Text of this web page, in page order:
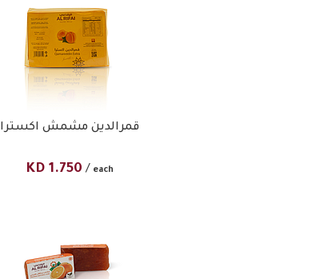
قمرالدين مشمش اكسترا
KD 1.750 / each